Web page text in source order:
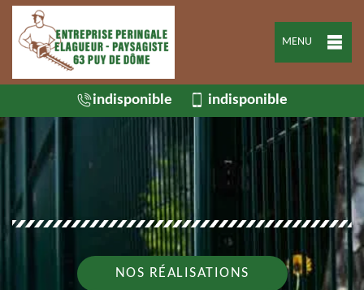
MENU
indisponible indisponible
NOS RÉALISATIONS